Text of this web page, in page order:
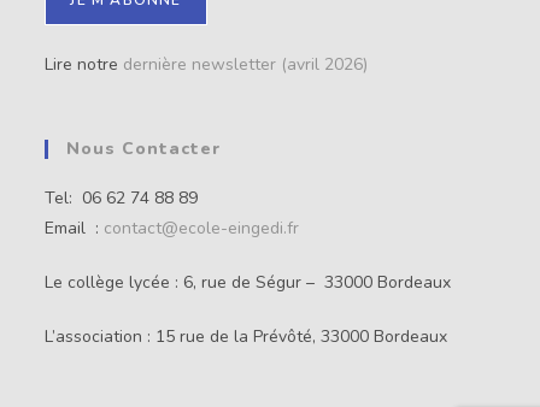
Lire notre dernière newsletter (avril 2026)
Nous Contacter
Tel: 06 62 74 88 89
Email : contact@ecole-eingedi.fr
Le collège lycée : 6, rue de Ségur – 33000 Bordeaux
L’association : 15 rue de la Prévôté, 33000 Bordeaux